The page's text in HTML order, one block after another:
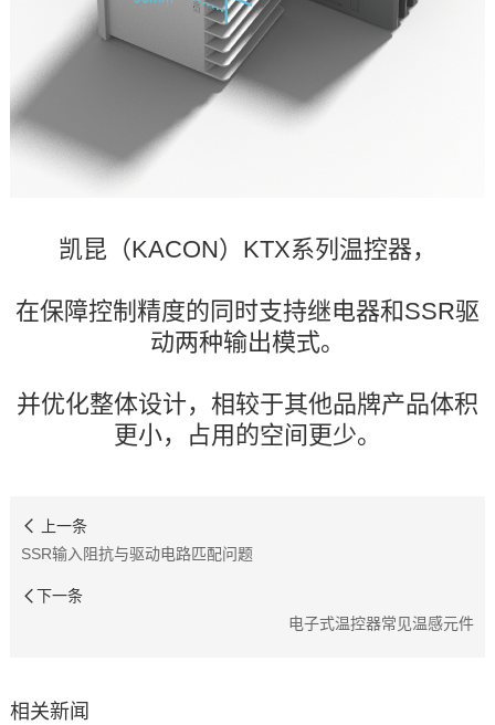
凯昆（KACON）KTX系列温控器，
在保障控制精度的同时支持继电器和SSR驱
动两种输出模式。
并优化整体设计，相较于其他品牌产品体积
更小，占用的空间更少。
上一条
SSR输入阻抗与驱动电路匹配问题
下一条
电子式温控器常见温感元件
相关新闻